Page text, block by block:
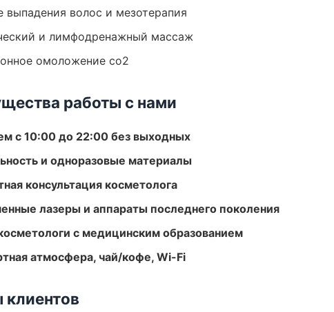
выпадения волос и мезотерапия
и лимфодренажный массаж
омоложение co2
работы с нами
с 10:00 до 22:00 без выходных
и одноразовые материалы
консультация косметолога
лазеры и аппараты последнего поколения
с медицинским образованием
атмосфера, чай/кофе, Wi-Fi